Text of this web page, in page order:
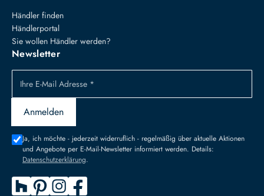
Händler finden
Händlerportal
Sie wollen Händler werden?
Newsletter
Ihre E-Mail Adresse *
Anmelden
Ja, ich möchte - jederzeit widerruflich - regelmäßig über aktuelle Aktionen
und Angebote per E-Mail-Newsletter informiert werden. Details:
Datenschutzerklärung.